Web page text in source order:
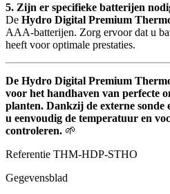
5. Zijn er specifieke batterijen
De Hydro Digital Premium
AAA-batterijen. Zorg ervoor dat u
heeft voor optimale prestaties.
De Hydro Digital Premium
voor het handhaven van perfecte
planten. Dankzij de externe
u eenvoudig de temperatuur en
controleren. 🌱
Referentie THM-HDP-STHO
Gegevensblad